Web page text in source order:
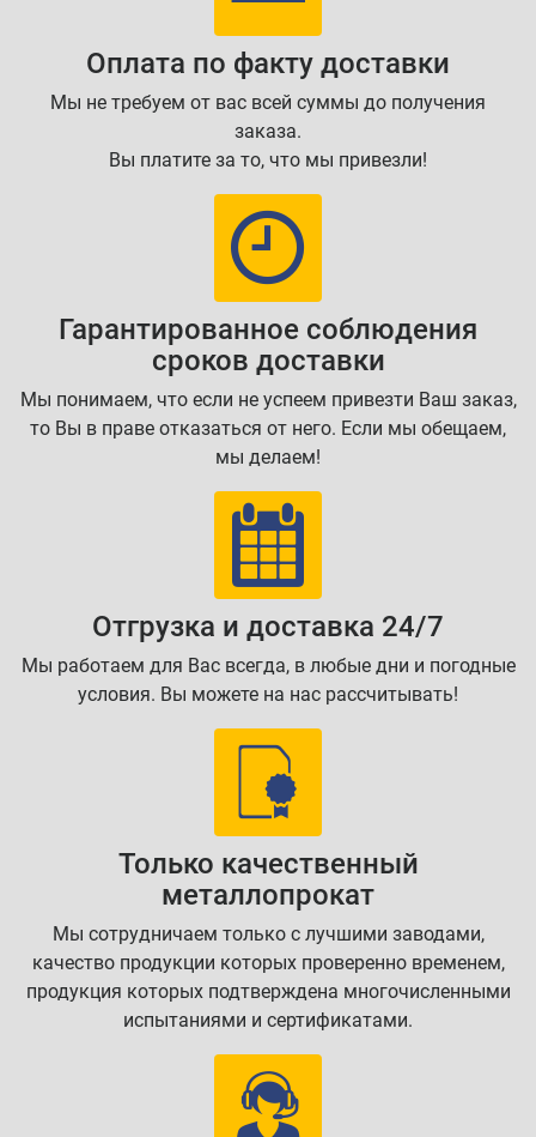
Оплата по факту доставки
Мы не требуем от вас всей суммы до получения
заказа.
Вы платите за то, что мы привезли!
Гарантированное соблюдения
сроков доставки
Мы понимаем, что если не успеем привезти Ваш заказ,
то Вы в праве отказаться от него. Если мы обещаем,
мы делаем!
Отгрузка и доставка 24/7
Мы работаем для Вас всегда, в любые дни и погодные
условия. Вы можете на нас рассчитывать!
Только качественный
металлопрокат
Мы сотрудничаем только с лучшими заводами,
качество продукции которых проверенно временем,
продукция которых подтверждена многочисленными
испытаниями и сертификатами.